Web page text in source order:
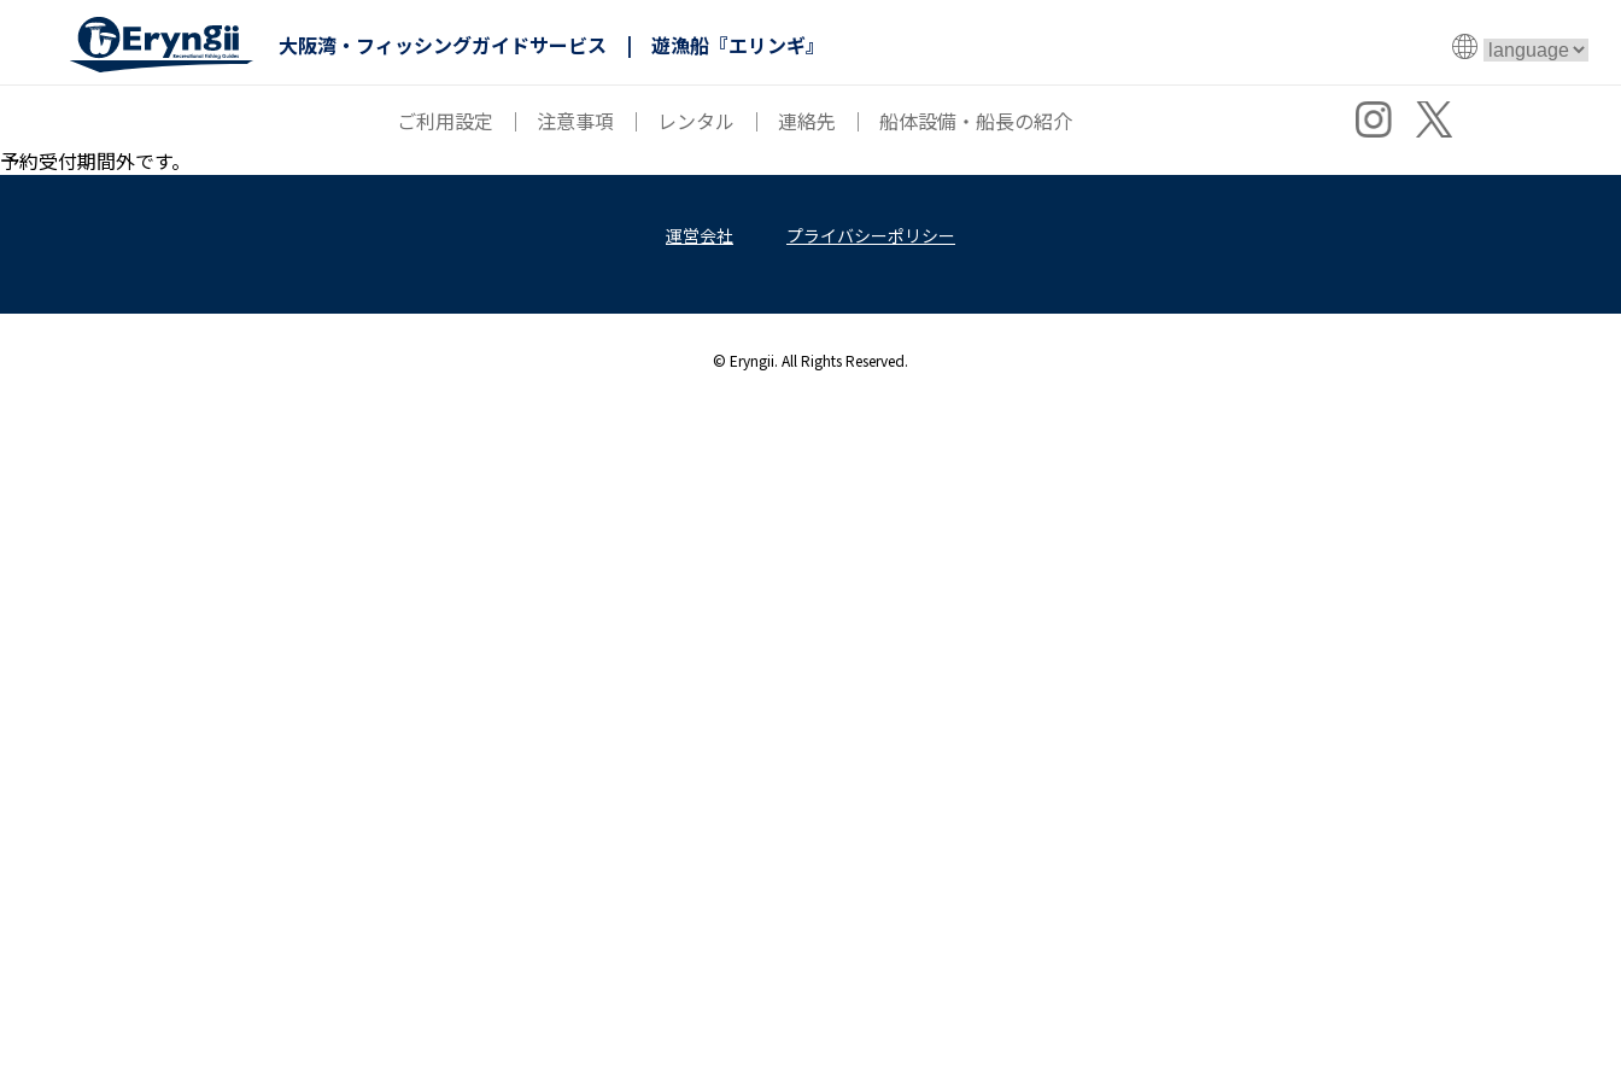
大阪湾・フィッシングガイドサービス | 遊漁船『エリンギ』
ご利用設定 ｜ 注意事項 ｜ レンタル ｜ 連絡先 ｜
船体設備・船長の紹介
予約受付期間外です。
運営会社 プライバシーポリシー
© Eryngii. All Rights Reserved.